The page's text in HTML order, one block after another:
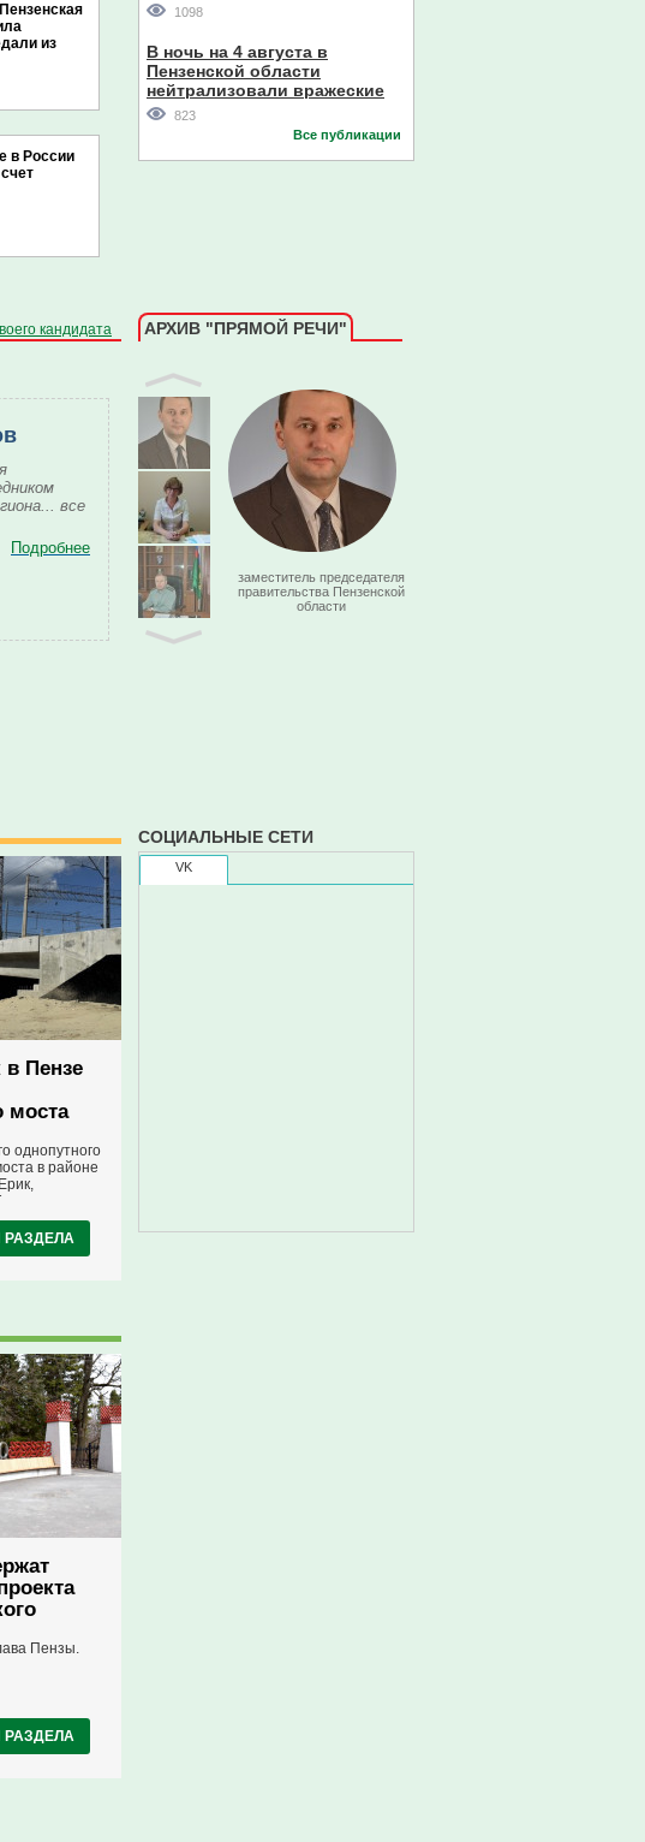
из
в России
1098
В ночь на 4 августа в
Пензенской области
нейтрализовали вражеские
дроны
823
Все публикации
кандидата
все
Подробнее
АРХИВ "ПРЯМОЙ РЕЧИ"
заместитель председателя
правительства Пензенской
области
Елена Гринчук
в Пензе
моста
однопутного
в районе
переулка
об
РАЗДЕЛА
Пензы.
РАЗДЕЛА
СОЦИАЛЬНЫЕ СЕТИ
VK